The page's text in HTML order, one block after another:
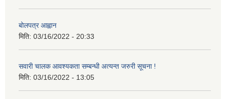
बोलपत्र आह्वान
मिति: 03/16/2022 - 20:33
सवारी चालक आवश्यकता सम्बन्धी अत्यन्त जरुरी सूचना !
मिति: 03/16/2022 - 13:05